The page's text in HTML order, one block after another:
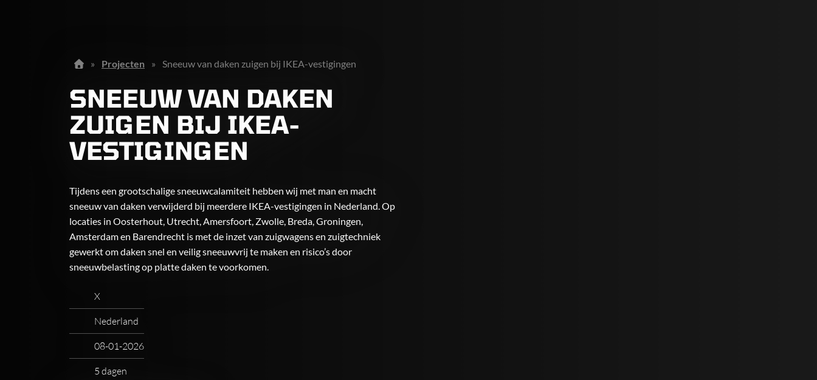
» Projecten » Sneeuw van daken zuigen bij IKEA-vestigingen
SNEEUW VAN DAKEN
ZUIGEN BIJ IKEA-
VESTIGINGEN
Tijdens een grootschalige sneeuwcalamiteit hebben wij met man en macht
sneeuw van daken verwijderd bij meerdere IKEA-vestigingen in Nederland. Op
locaties in Oosterhout, Utrecht, Amersfoort, Zwolle, Breda, Groningen,
Amsterdam en Barendrecht is met de inzet van zuigwagens en zuigtechniek
gewerkt om daken snel en veilig sneeuwvrij te maken en risico’s door
sneeuwbelasting op platte daken te voorkomen.
X
Nederland
08-01-2026
5 dagen